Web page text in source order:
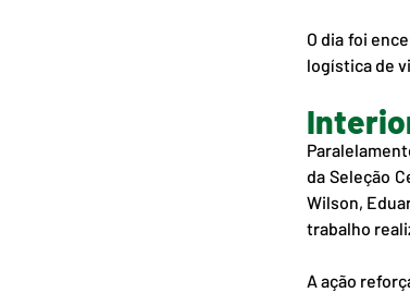
O dia foi
logística de
da Seleção
Wilson,
trabalho
A ação